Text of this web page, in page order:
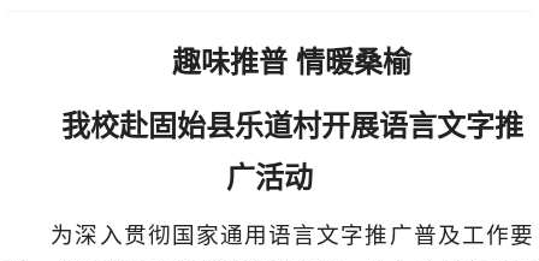
趣味推普 情暖桑榆
我校赴固始县乐道村开展语言文字推
广活动
为深入贯彻国家通用语言文字推广普及工作要